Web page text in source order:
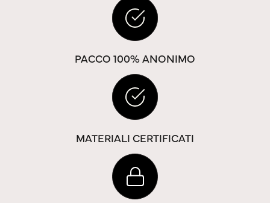
PACCO 100% ANONIMO
MATERIALI CERTIFICATI